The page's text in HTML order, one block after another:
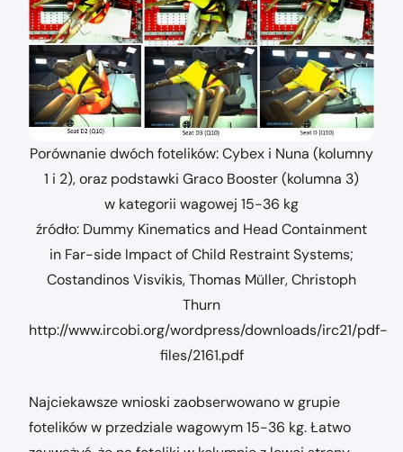
Porównanie dwóch fotelików: Cybex i Nuna (kolumny
1 i 2), oraz podstawki Graco Booster (kolumna 3)
w kategorii wagowej 15-36 kg
źródło: Dummy Kinematics and Head Containment
in Far-side Impact of Child Restraint Systems;
Costandinos Visvikis, Thomas Müller, Christoph
Thurn
http://www.ircobi.org/wordpress/downloads/irc21/pdf-
files/2161.pdf
Najciekawsze wnioski zaobserwowano w grupie
fotelików w przedziale wagowym 15-36 kg. Łatwo